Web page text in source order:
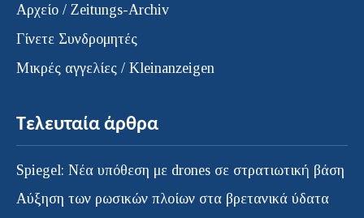
Αρχείο / Zeitungs-Archiv
Γίνετε Συνδρομητές
Μικρές αγγελίες / Kleinanzeigen
Τελευταία άρθρα
Spiegel: Νέα υπόθεση με drones σε στρατιωτική βάση
Αύξηση των ρωσικών πλοίων στα βρετανικά ύδατα